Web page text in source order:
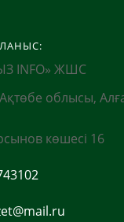
INFO» ЖШС
облысы,
көшесі 16